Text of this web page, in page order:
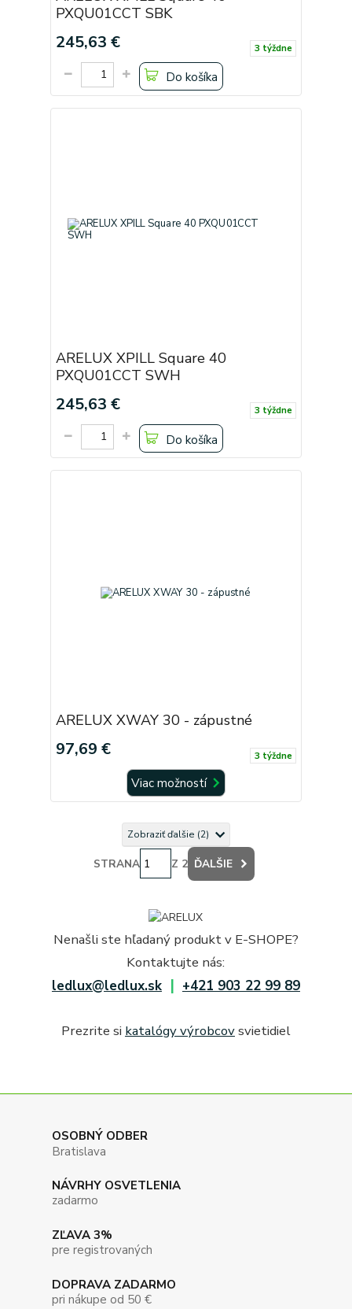
PXQU01CCT SBK
245,63 € 3 týždne
Do košíka
ARELUX XPILL Square 40
PXQU01CCT SWH
245,63 € 3 týždne
Do košíka
ARELUX XWAY 30 - zápustné
97,69 € 3 týždne
Viac možností
Zobraziť ďalšie (2)
STRANA Z 2 ĎALŠIE
Nenašli ste hľadaný produkt v E-SHOPE?
Kontaktujte nás:
ledlux@ledlux.sk | +421 903 22 99 89
Prezrite si katalógy výrobcovsvietidiel
OSOBNÝ ODBER
Bratislava
NÁVRHY OSVETLENIA
zadarmo
ZĽAVA 3%
pre registrovaných
DOPRAVA ZADARMO
pri nákupe od 50 €